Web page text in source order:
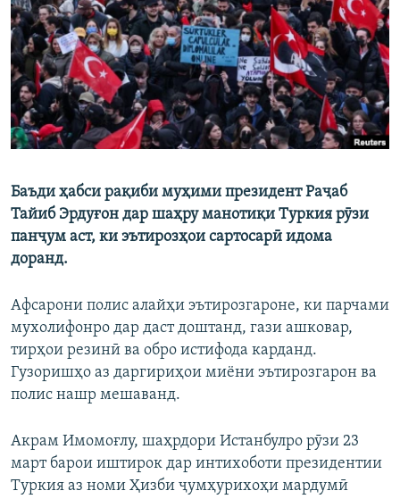
ГУЗОРИШҲОИ РАДИОӢ
Русский
ПАЙГИРӢ КУНЕД
Ҳамаи сомонаҳои RFE/RL
Баъди ҳабси рақиби муҳими президент Раҷаб
Тайиб Эрдуғон дар шаҳру манотиқи Туркия рӯзи
панҷум аст, ки эътирозҳои сартосарӣ идома
доранд.
Афсарони полис алайҳи эътирозгароне, ки парчами
мухолифонро дар даст доштанд, гази ашковар,
тирҳои резинӣ ва обро истифода карданд.
Гузоришҳо аз даргириҳои миёни эътирозгарон ва
полис нашр мешаванд.
Акрам Имомоғлу, шаҳрдори Истанбулро рӯзи 23
март барои иштирок дар интихоботи президентии
Туркия аз номи Ҳизби ҷумҳурихоҳи мардумӣ